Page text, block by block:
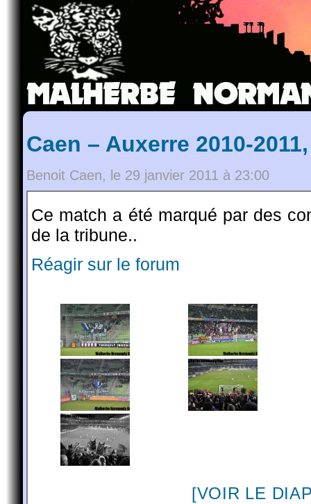
Caen – Auxerre 2010-
Benoit Caen, le 29 janvier 2011 à 23:00
Ce match a été marqué par des
de la tribune..
Réagir sur le forum
[VOIR LE